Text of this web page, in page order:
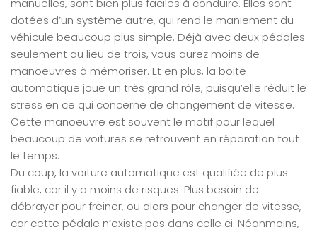
manuelles, sont bien plus faciles à conduire. Elles sont
dotées d’un système autre, qui rend le maniement du
véhicule beaucoup plus simple. Déjà avec deux pédales
seulement au lieu de trois, vous aurez moins de
manoeuvres à mémoriser. Et en plus, la boite
automatique joue un très grand rôle, puisqu’elle réduit le
stress en ce qui concerne de changement de vitesse.
Cette manoeuvre est souvent le motif pour lequel
beaucoup de voitures se retrouvent en réparation tout
le temps.
Du coup, la voiture automatique est qualifiée de plus
fiable, car il y a moins de risques. Plus besoin de
débrayer pour freiner, ou alors pour changer de vitesse,
car cette pédale n’existe pas dans celle ci. Néanmoins,